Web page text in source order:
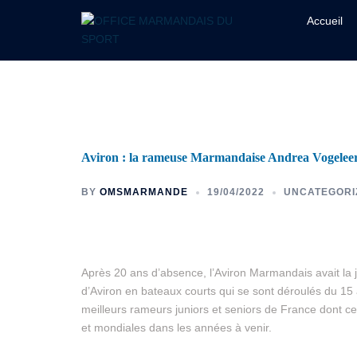
Accueil
Aviron : la rameuse Marmandaise Andrea
BY OMSMARMANDE 19/04/2022
Après 20 ans d’absence, l’Aviron Marmandais avait
d’Aviron en bateaux courts qui se sont déroulés du
meilleurs rameurs juniors et seniors de France dont
et mondiales dans les années à venir.